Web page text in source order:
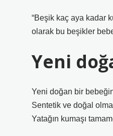
“Beşik kaç aya kadar
olarak bu beşikler
Yeni
Yeni doğan bir
Sentetik ve doğal
Yatağın kumaşı